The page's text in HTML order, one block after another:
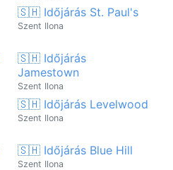
🇸🇭 Időjárás St. Paul's
Szent Ilona
🇸🇭 Időjárás
Jamestown
Szent Ilona
🇸🇭 Időjárás Levelwood
Szent Ilona
🇸🇭 Időjárás Blue Hill
Szent Ilona